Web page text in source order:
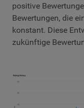
positive
Bewertungen, die
konstant. Diese
zukünftige